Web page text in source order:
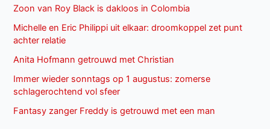
Zoon van Roy Black is dakloos in Colombia
Michelle en Eric Philippi uit elkaar: droomkoppel zet punt
achter relatie
Anita Hofmann getrouwd met Christian
Immer wieder sonntags op 1 augustus: zomerse
schlagerochtend vol sfeer
Fantasy zanger Freddy is getrouwd met een man